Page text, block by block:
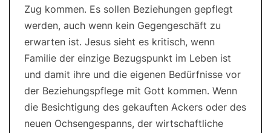
Zug kommen. Es sollen Beziehungen gepflegt
werden, auch wenn kein Gegengeschäft zu
erwarten ist. Jesus sieht es kritisch, wenn
Familie der einzige Bezugspunkt im Leben ist
und damit ihre und die eigenen Bedürfnisse vor
der Beziehungspflege mit Gott kommen. Wenn
die Besichtigung des gekauften Ackers oder des
neuen Ochsengespanns, der wirtschaftliche